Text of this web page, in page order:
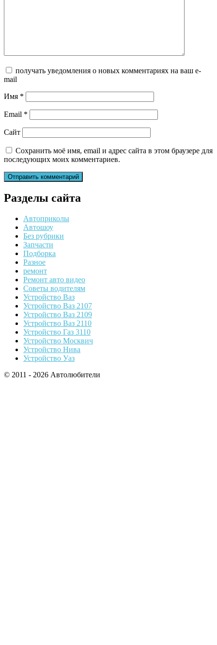
получать уведомления о новых комментариях на ваш e-
mail
Имя *
Email *
Сайт
Сохранить моё имя, email и адрес сайта в этом браузере для
последующих моих комментариев.
Разделы сайта
Автоприколы
Автошоу
Без рубрики
Запчасти
Подборка
Разное
ремонт
Ремонт авто видео
Советы водителям
Устройство Ваз
Устройство Ваз 2107
Устройство Ваз 2109
Устройство Ваз 2110
Устройство Газ 3110
Устройство Москвич
Устройство Нива
Устройство Уаз
© 2011 - 2026 Автолюбители